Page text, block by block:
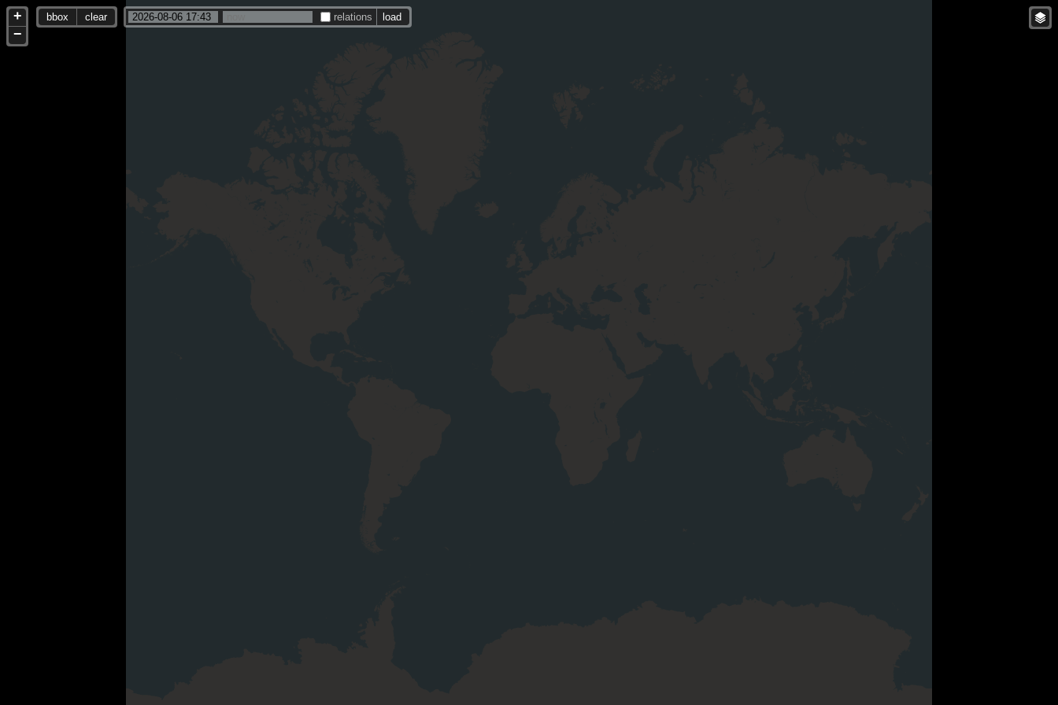
+
−
bbox clear relations load